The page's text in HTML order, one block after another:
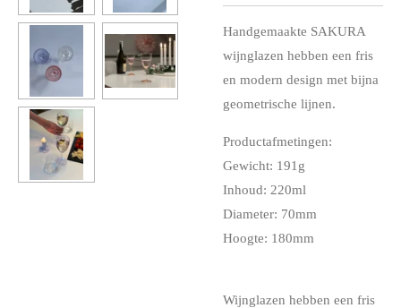
Handgemaakte SAKURA
wijnglazen hebben een fris
en modern design met bijna
geometrische lijnen.
Productafmetingen:
Gewicht: 191g
Inhoud: 220ml
Diameter: 70mm
Hoogte: 180mm
Wijnglazen hebben een fris